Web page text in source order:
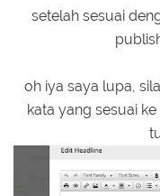
setelah sesuai
oh iya saya lupa,
kata yang sesuai